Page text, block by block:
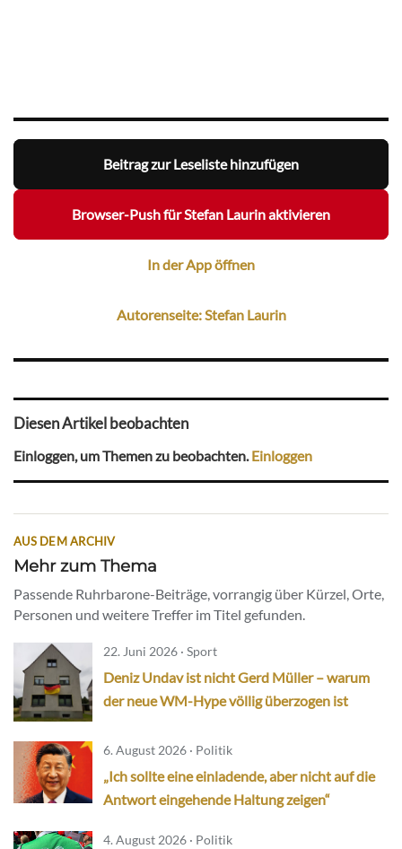
Beitrag zur Leseliste hinzufügen
Browser-Push für Stefan Laurin aktivieren
In der App öffnen
Autorenseite: Stefan Laurin
Diesen Artikel beobachten
Einloggen, um Themen zu beobachten.Einloggen
AUS DEM ARCHIV
Mehr zum Thema
Passende Ruhrbarone-Beiträge, vorrangig über Kürzel, Orte,
Personen und weitere Treffer im Titel gefunden.
22. Juni 2026 · Sport
Deniz Undav ist nicht Gerd Müller – warum
der neue WM-Hype völlig überzogen ist
6. August 2026 · Politik
„Ich sollte eine einladende, aber nicht auf die
Antwort eingehende Haltung zeigen“
4. August 2026 · Politik